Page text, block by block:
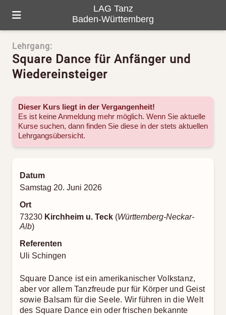
LAG Tanz
Baden-Württemberg
HOME
ÜBER UNS
GALERIE
TANZ-LANDKARTE
Lehrgang:
Square Dance für Anfänger und
Wiedereinsteiger
Dieser Kurs liegt in der Vergangenheit!
Es ist keine Anmeldung mehr möglich. Wenn Sie aktuelle
Kurse suchen, dann finden Sie diese in der stets aktuellen
Lehrgangsübersicht.
Datum
Samstag 20. Juni 2026
Ort
73230 Kirchheim u. Teck (Württemberg-Neckar-
Alb)
Referenten
Uli Schingen
Square Dance ist ein amerikanischer Volkstanz,
aber vor allem Tanzfreude pur für Körper und Geist
sowie Balsam für die Seele. Wir führen in die Welt
des Square Dance ein oder frischen bekannte